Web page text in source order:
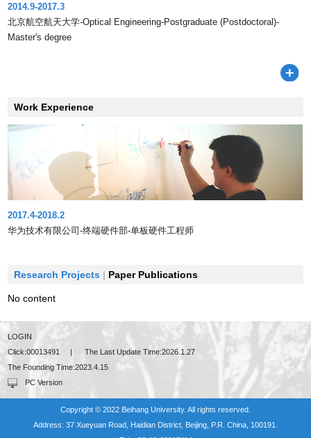
2014.9-2017.3
北京航空航天大学-Optical Engineering-Postgraduate (Postdoctoral)-
Master's degree
Work Experience
2017.4-2018.2
华为技术有限公司-终端硬件部-单板硬件工程师
Research Projects | Paper Publications
No content
LOGIN
Click:00013491 The Last Update Time:2026.1.27
The Founding Time:2023.4.15
PC Version
Copyright © 2022 Beihang University. All rights reserved.
Address: 37 Xueyuan Road, Haidian District, Beijing, P.R. China, 100191.